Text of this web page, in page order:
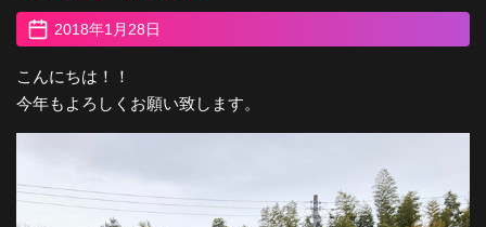
2018年1月28日
こんにちは！！
今年もよろしくお願い致します。